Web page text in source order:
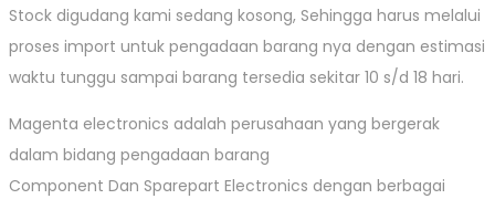
Stock digudang kami sedang kosong, Sehingga harus melalui
proses import untuk pengadaan barang nya dengan estimasi
waktu tunggu sampai barang tersedia sekitar 10 s/d 18 hari.
Magenta electronics adalah perusahaan yang bergerak
dalam bidang pengadaan barang
Component Dan Sparepart Electronics dengan berbagai